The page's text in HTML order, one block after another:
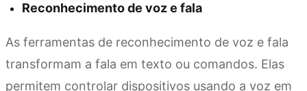
Reconhecimento de voz e fala
As ferramentas de reconhecimento de voz e fala
transformam a fala em texto ou comandos. Elas
permitem controlar dispositivos usando a voz em